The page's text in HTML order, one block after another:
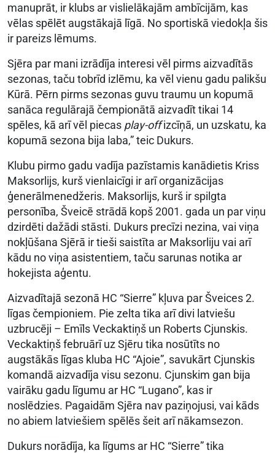
manuprāt, ir klubs ar vislielākajām ambīcijām, kas
vēlas spēlēt augstākajā līgā. No sportiskā viedokļa šis
ir pareizs lēmums.
Sjēra par mani izrādīja interesi vēl pirms aizvadītās
sezonas, taču tobrīd izlēmu, ka vēl vienu gadu palikšu
Kūrā. Pērn pirms sezonas guvu traumu un kopumā
sanāca regulārajā čempionātā aizvadīt tikai 14
spēles, kā arī vēl piecas play-offizcīņā, un uzskatu, ka
kopumā sezona bija laba,” teic Dukurs.
Klubu pirmo gadu vadīja pazīstamis kanādietis Kriss
Maksorlijs, kurš vienlaicīgi ir arī organizācijas
ģenerālmenedžeris. Maksorlijs, kurš ir spilgta
personība, Šveicē strādā kopš 2001. gada un par viņu
dzirdēti dažādi stāsti. Dukurs precīzi nezina, vai viņa
nokļūšana Sjērā ir tieši saistīta ar Maksorliju vai arī
kādu no viņa asistentiem, taču sarunas notika ar
hokejista aģentu.
Aizvadītajā sezonā HC “Sierre” kļuva par Šveices 2.
līgas čempioniem. Pie zelta tika arī divi latviešu
uzbrucēji – Emīls Veckaktiņš un Roberts Cjunskis.
Veckaktiņš februārī uz Sjēru tika nosūtīts no
augstākās līgas kluba HC “Ajoie”, savukārt Cjunskis
komandā aizvadīja visu sezonu. Cjunskim gan bija
vairāku gadu līgumu ar HC “Lugano”, kas ir
noslēdzies. Pagaidām Sjēra nav paziņojusi, vai kāds
no abiem latviešiem spēlēs šeit arī nākamsezon.
Dukurs norādīja, ka līgums ar HC “Sierre” tika